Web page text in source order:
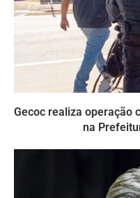
Gecoc realiza operação
na